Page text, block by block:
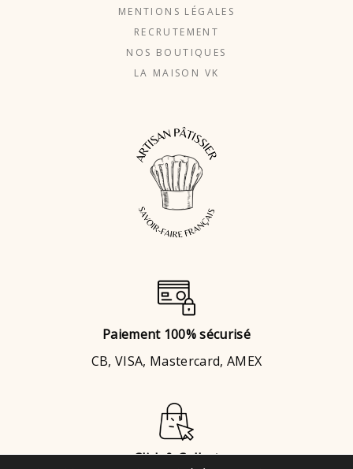
MENTIONS LÉGALES
RECRUTEMENT
NOS BOUTIQUES
LA MAISON VK
Paiement 100% sécurisé
CB, VISA, Mastercard, AMEX
Click & Collect